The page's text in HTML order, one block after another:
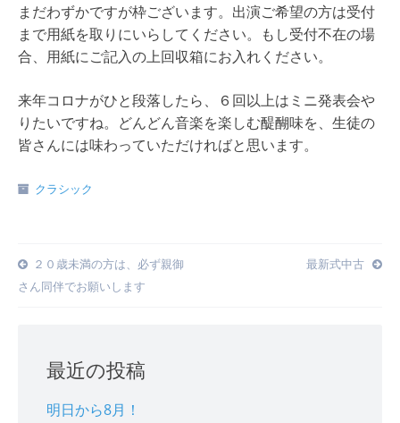
まだわずかですが枠ございます。出演ご希望の方は受付
まで用紙を取りにいらしてください。もし受付不在の場
合、用紙にご記入の上回収箱にお入れください。
来年コロナがひと段落したら、６回以上はミニ発表会や
りたいですね。どんどん音楽を楽しむ醍醐味を、生徒の
皆さんには味わっていただければと思います。
クラシック
Post
２０歳未満の方は、必ず親御
さん同伴でお願いします
最新式中古
最近の投稿
明日から8月！